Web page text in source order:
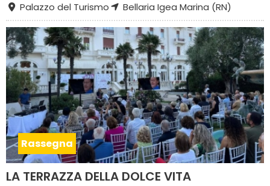
Palazzo del Turismo
Bellaria Igea Marina (RN)
Rassegna
LA TERRAZZA DELLA DOLCE VITA